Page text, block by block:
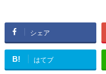
シェア
B! はてブ